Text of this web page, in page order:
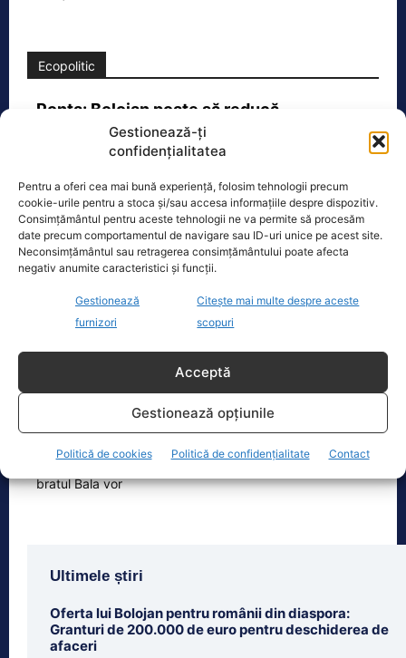
Gestionează-ți
confidențialitatea
Pentru a oferi cea mai bună experiență, folosim tehnologii precum
cookie-urile pentru a stoca și/sau accesa informațiile despre dispozitiv.
Consimțământul pentru aceste tehnologii ne va permite să procesăm
date precum comportamentul de navigare sau ID-uri unice pe acest site.
Neconsimțământul sau retragerea consimțământului poate afecta
negativ anumite caracteristici și funcții.
Gestionează
furnizori
Citește mai multe despre aceste
scopuri
Acceptă
Gestionează opțiunile
Politică de cookies Politică de confidențialitate Contact
Ecopolitic
Ponta: Bolojan poate să reducă
cheltuielile şi dacă nu mai trimite…
Fostul premier Victor Ponta a făcut o
situația energetică a României. „Ideea
e următoarea. Oprești
[...]
Cele 4 barje pentru redirecționarea Dunării către brațul
august. Autoritățile au intrat în linie
Ultimele știri
Oferta lui Bolojan pentru românii din diaspora:
Granturi de 200.000 de euro pentru deschiderea de
afaceri